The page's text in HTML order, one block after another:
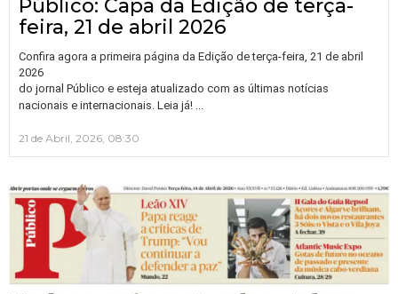
Público: Capa da Edição de terça-
feira, 21 de abril 2026
Confira agora a primeira página da Edição de terça-feira, 21 de abril
2026
do jornal Público e esteja atualizado com as últimas notícias
nacionais e internacionais. Leia já!
21 de Abril, 2026, 08:30